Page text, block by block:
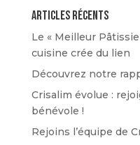
Articles récents
Le « Meilleur
cuisine crée du lien
Découvrez notre
Crisalim évolue :
bénévole !
Rejoins l’équipe de